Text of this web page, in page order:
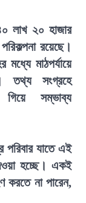
লাখ ২০ হাজার
রয়েছে।
মাঠপর্যায়ে
তথ্য সংগ্রহে
গিয়ে সম্ভাব্য
যাতে এই
হচ্ছে। একই
করতে না পারেন,